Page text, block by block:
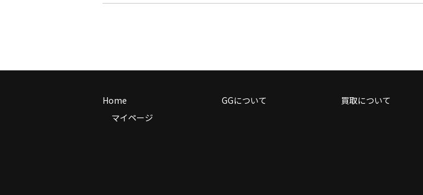
Home
マイページ
GGについて 買取について